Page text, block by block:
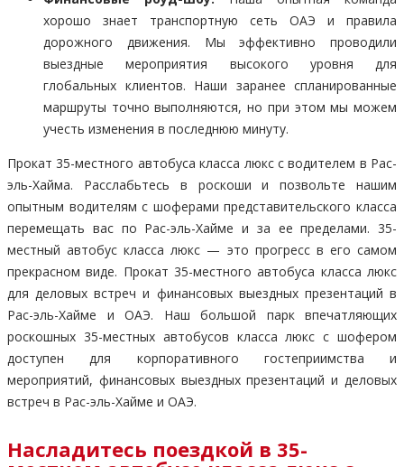
хорошо знает транспортную сеть ОАЭ и правила
дорожного движения. Мы эффективно проводили
выездные мероприятия высокого уровня для
глобальных клиентов. Наши заранее спланированные
маршруты точно выполняются, но при этом мы можем
учесть изменения в последнюю минуту.
Прокат 35-местного автобуса класса люкс с водителем в Рас-
эль-Хайма. Расслабьтесь в роскоши и позвольте нашим
опытным водителям с шоферами представительского класса
перемещать вас по Рас-эль-Хайме и за ее пределами. 35-
местный автобус класса люкс — это прогресс в его самом
прекрасном виде. Прокат 35-местного автобуса класса люкс
для деловых встреч и финансовых выездных презентаций в
Рас-эль-Хайме и ОАЭ. Наш большой парк впечатляющих
роскошных 35-местных автобусов класса люкс с шофером
доступен для корпоративного гостеприимства и
мероприятий, финансовых выездных презентаций и деловых
встреч в Рас-эль-Хайме и ОАЭ.
Насладитесь поездкой в 35-